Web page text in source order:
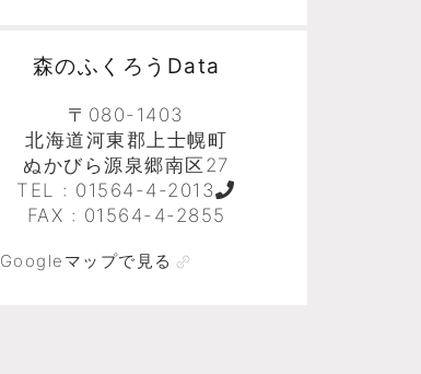
森のふくろうData
〒080-1403
北海道河東郡上士幌町
ぬかびら源泉郷南区27
TEL : 01564-4-2013
FAX : 01564-4-2855
Googleマップで見る